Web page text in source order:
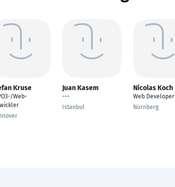
Kruse
Web-
Juan Kasem
---
Istanbul
Nicolas Koch
Web Developer
Nürnberg